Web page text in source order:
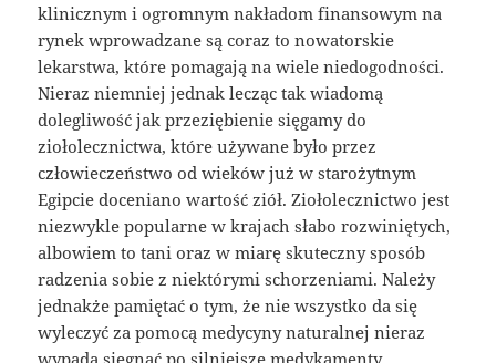
klinicznym i ogromnym nakładom finansowym na
rynek wprowadzane są coraz to nowatorskie
lekarstwa, które pomagają na wiele niedogodności.
Nieraz niemniej jednak lecząc tak wiadomą
dolegliwość jak przeziębienie sięgamy do
ziołolecznictwa, które używane było przez
człowieczeństwo od wieków już w starożytnym
Egipcie doceniano wartość ziół. Ziołolecznictwo jest
niezwykle popularne w krajach słabo rozwiniętych,
albowiem to tani oraz w miarę skuteczny sposób
radzenia sobie z niektórymi schorzeniami. Należy
jednakże pamiętać o tym, że nie wszystko da się
wyleczyć za pomocą medycyny naturalnej nieraz
wypada sięgnąć po silniejsze medykamenty.